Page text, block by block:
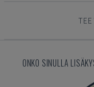
ONKO SINULLA